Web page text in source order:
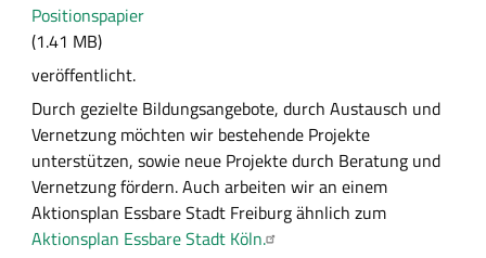
h
e
B
e
s
c
h
r
e
D
a
t
i
Positionspapier
(1.41 MB)
veröffentlicht.
Durch gezielte Bildungsangebote, durch Austausch und
Vernetzung möchten wir bestehende Projekte
unterstützen, sowie neue Projekte durch Beratung und
Vernetzung fördern. Auch arbeiten wir an einem
Aktionsplan Essbare Stadt Freiburg ähnlich zum
Aktionsplan Essbare Stadt Köln.